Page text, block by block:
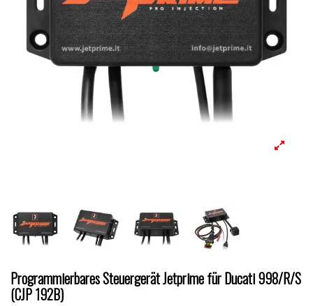
Programmierbares Steuergerät Jetprime für Ducati 998/R/S
(CJP 192B)